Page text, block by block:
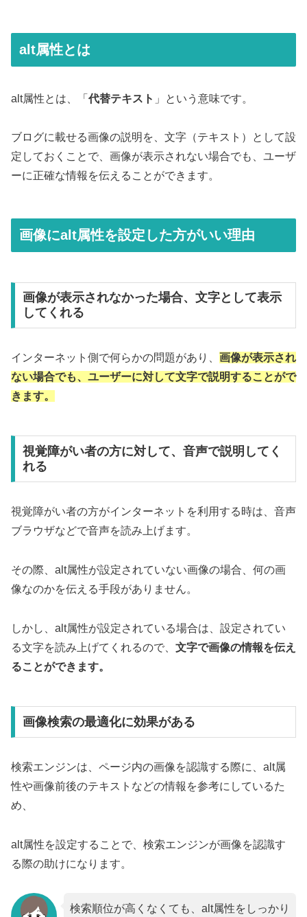
alt属性とは
alt属性とは、「 代替テキスト 」という意味です。
ブログに載せる画像の説明を、文字（テキスト）として設
定しておくことで、画像が表示されない場合でも、ユーザ
ーに正確な情報を伝えることができます。
画像にalt属性を設定した方がいい理由
画像が表示されなかった場合、文字として表示
してくれる
インターネット側で何らかの問題があり、 画像が表示され
ない場合でも、ユーザーに対して文字で説明することがで
きます。
視覚障がい者の方に対して、音声で説明してく
れる
視覚障がい者の方がインターネットを利用する時は、音声
ブラウザなどで音声を読み上げます。
その際、alt属性が設定されていない画像の場合、何の画
像なのかを伝える手段がありません。
しかし、alt属性が設定されている場合は、設定されてい
る文字を読み上げてくれるので、 文字で画像の情報を伝え
ることができます。
画像検索の最適化に効果がある
検索エンジンは、ページ内の画像を認識する際に、alt属
性や画像前後のテキストなどの情報を参考にしているた
め、
alt属性を設定することで、検索エンジンが画像を認識す
る際の助けになります。
検索順位が高くなくても、alt属性をしっかり